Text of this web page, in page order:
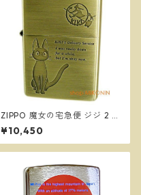
ZIPPO 魔女の宅急便 ジジ 2 ス
タジオジブリ ジッポー オイル
ライター NZ-48
¥10,450